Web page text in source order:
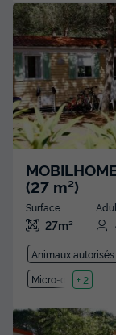
(27 m²)
Surface
27m²
Animaux autorisés
Micro-ondes
+ 2